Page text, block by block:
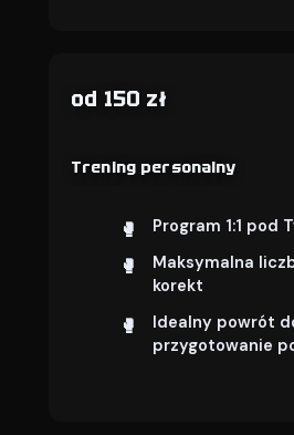
od 150 zł
Trening personalny
Program 1:1 pod
Maksymalna
korekt
Idealny powrót
przygotowanie